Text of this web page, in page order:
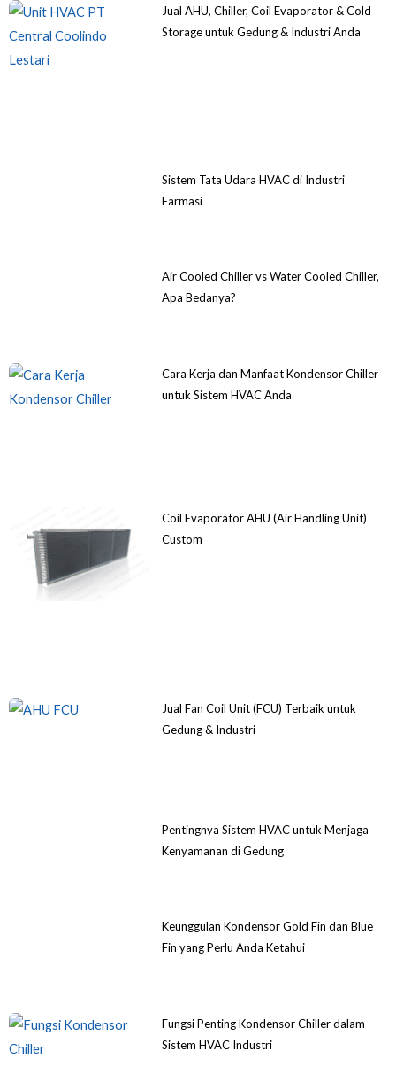
Jual AHU, Chiller, Coil Evaporator & Cold
Storage untuk Gedung & Industri Anda
Sistem Tata Udara HVAC di Industri
Farmasi
Air Cooled Chiller vs Water Cooled Chiller,
Apa Bedanya?
Cara Kerja dan Manfaat Kondensor Chiller
untuk Sistem HVAC Anda
Coil Evaporator AHU (Air Handling Unit)
Custom
Jual Fan Coil Unit (FCU) Terbaik untuk
Gedung & Industri
Pentingnya Sistem HVAC untuk Menjaga
Kenyamanan di Gedung
Keunggulan Kondensor Gold Fin dan Blue
Fin yang Perlu Anda Ketahui
Fungsi Penting Kondensor Chiller dalam
Sistem HVAC Industri